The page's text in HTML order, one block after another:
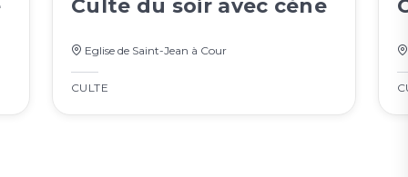
Culte du soir avec cène
Eglise de Saint-Jean à Cour
CULTE